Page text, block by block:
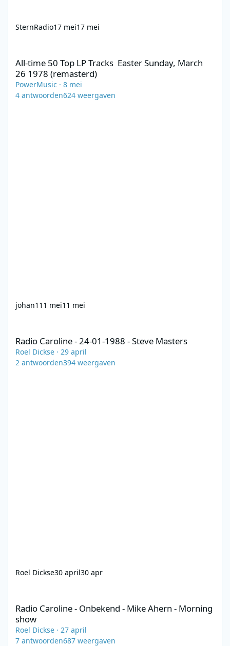
SternRadio17 mei17 mei
All-time 50 Top LP Tracks Easter Sunday, March
26 1978 (remasterd)
PowerMusic · 8 mei
4 antwoorden624 weergaven
johan1 11 mei11 mei
Radio Caroline - 24-01-1988 - Steve Masters
Roel Dickse · 29 april
2 antwoorden394 weergaven
Roel Dickse30 april30 apr
Radio Caroline - Onbekend - Mike Ahern - Morning
show
Roel Dickse · 27 april
7 antwoorden687 weergaven